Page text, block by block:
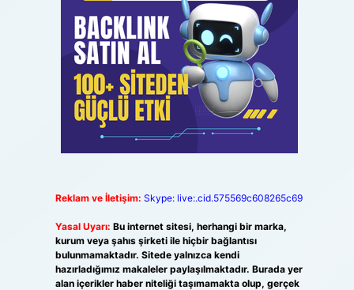
Reklam ve İletişim: Skype: live:.cid.575569c608265c69
Yasal Uyarı: Bu internet sitesi, herhangi bir marka,
kurum veya şahıs şirketi ile hiçbir bağlantısı
bulunmamaktadır. Sitede yalnızca kendi
hazırladığımız makaleler paylaşılmaktadır. Burada yer
alan içerikler haber niteliği taşımamakta olup, gerçek